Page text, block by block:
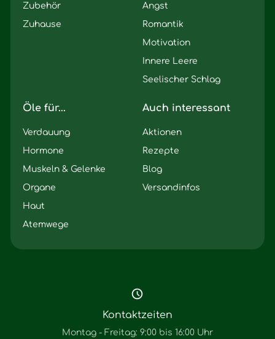
Zubehör
Zuhause
Angst
Romantik
Motivation
Innere Leere
Seelischer Schlag
Öle für...
Verdauung
Hormone
Muskeln & Gelenke
Organe
Haut
Atemwege
Auch interessant
Aktionen
Rezepte
Blog
Versandinfos
Kontaktzeiten
Montag - Freitag: 9:00 bis 16:00 Uhr